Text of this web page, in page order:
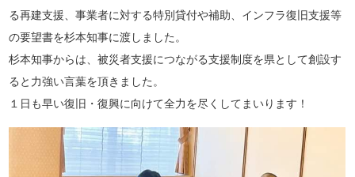
る再建支援、事業者に対する特別貸付や補助、インフラ復旧支援等
の要望書を杉本知事に渡しました。
杉本知事からは、被災者支援につながる支援制度を県として創設す
ると力強い言葉を頂きました。
１日も早い復旧・復興に向けて全力を尽くしてまいります！